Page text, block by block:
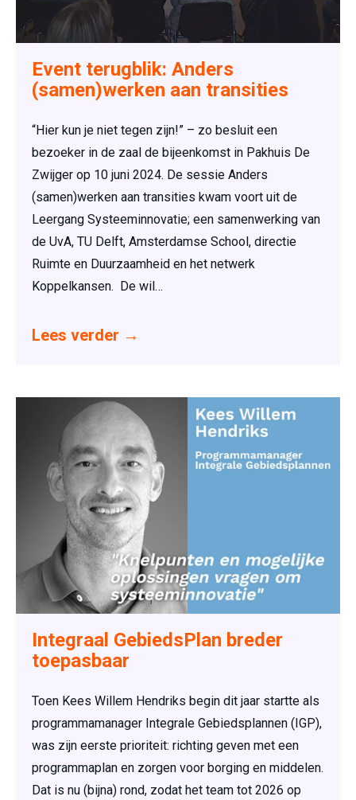
Event terugblik: Anders
(samen)werken aan transities
“Hier kun je niet tegen zijn!” – zo besluit een
bezoeker in de zaal de bijeenkomst in Pakhuis De
Zwijger op 10 juni 2024. De sessie Anders
(samen)werken aan transities kwam voort uit de
Leergang Systeeminnovatie; een samenwerking van
de UvA, TU Delft, Amsterdamse School, directie
Ruimte en Duurzaamheid en het netwerk
Koppelkansen. De wil…
Lees verder →
Integraal GebiedsPlan breder
toepasbaar
Toen Kees Willem Hendriks begin dit jaar startte als
programmamanager Integrale Gebiedsplannen (IGP),
was zijn eerste prioriteit: richting geven met een
programmaplan en zorgen voor borging en middelen.
Dat is nu (bijna) rond, zodat het team tot 2026 op